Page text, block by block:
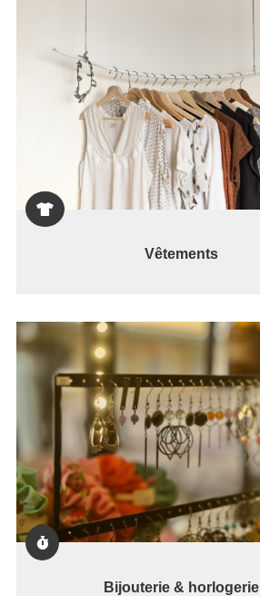

Vêtements

Bijouterie & horlogerie